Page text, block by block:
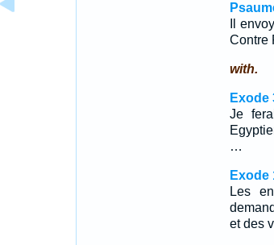
Il
Contre
with.
Exode
Je
…
Exode
Les
et des